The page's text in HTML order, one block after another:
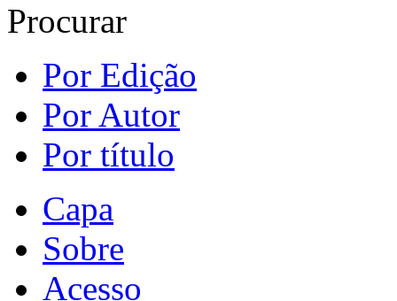
Procurar
Por Edição
Por Autor
Por título
Capa
Sobre
Acesso